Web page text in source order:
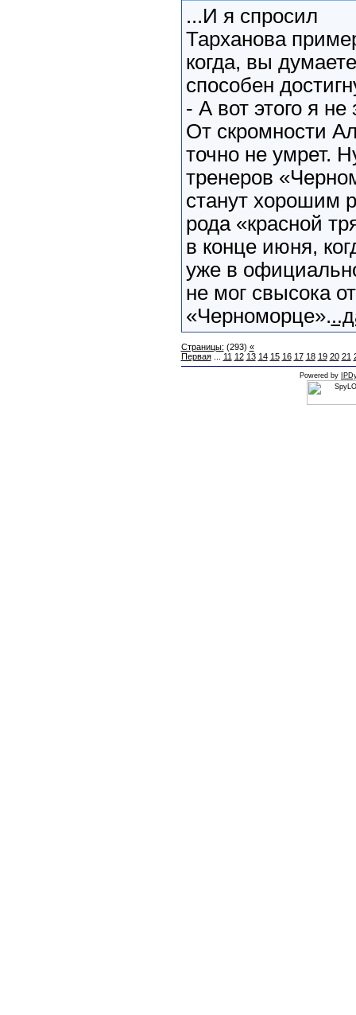
...И я спросил
Тарханова
когда, вы
способен
- А вот этого я не
От скромности
точно не умрет.
тренеров
станут хорошим
рода «красной
в конце июня,
уже в
не мог свысока
«Черноморце».
Страницы: (293) «
Первая... 11 12 13 14 15 16 17 18 19 20 21
Powered by